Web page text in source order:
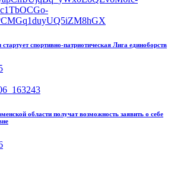
спортивно-патриотическая Лига единоборств
области получат возможность заявить о себе